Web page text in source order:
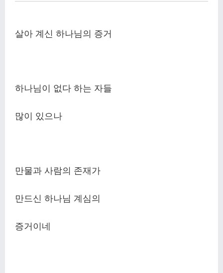
살아 계신 하나님의 증거
하나님이 없다 하는 자들
많이 있으나
만물과 사람의 존재가
만드신 하나님 계심의
증거이네